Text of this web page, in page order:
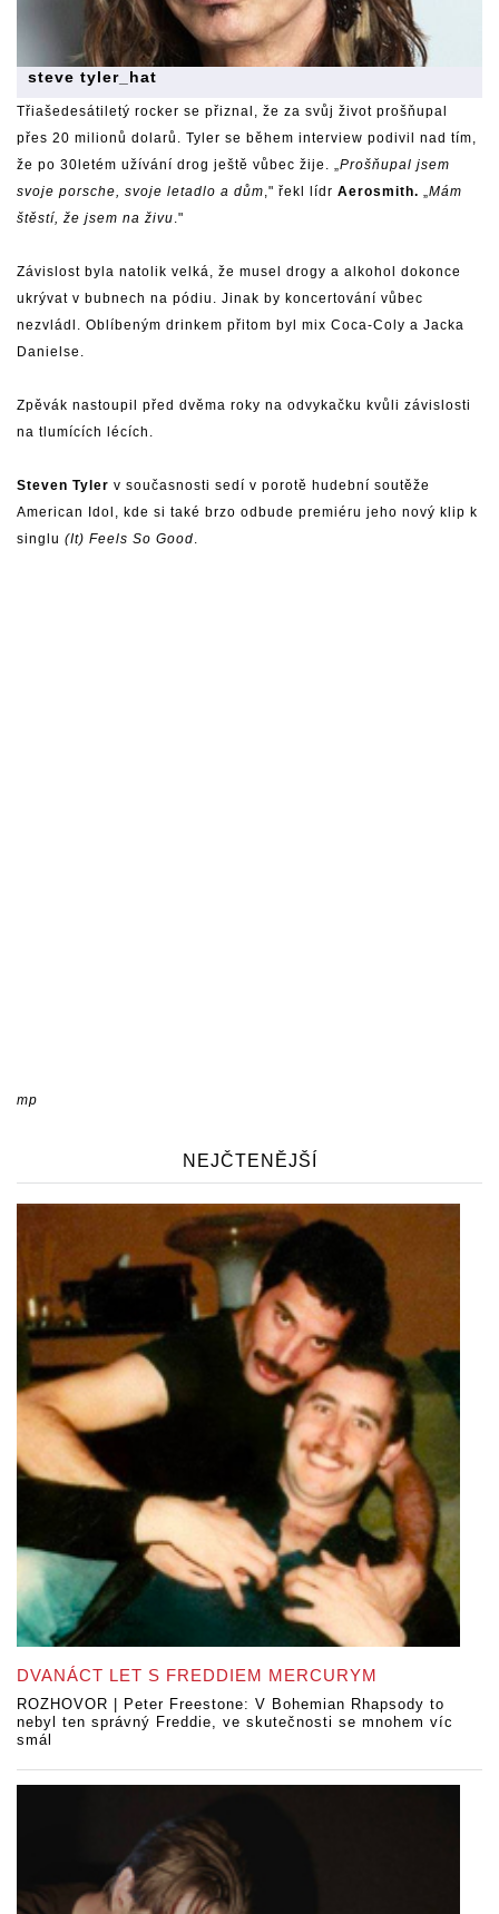
steve tyler_hat
Třiašedesátiletý rocker se přiznal, že za svůj život prošňupal
přes 20 milionů dolarů. Tyler se během interview podivil nad tím,
že po 30letém užívání drog ještě vůbec žije. „Prošňupal jsem
svoje porsche, svoje letadlo a dům," řekl lídr Aerosmith. „Mám
štěstí, že jsem na živu."
Závislost byla natolik velká, že musel drogy a alkohol dokonce
ukrývat v bubnech na pódiu. Jinak by koncertování vůbec
nezvládl. Oblíbeným drinkem přitom byl mix Coca-Coly a Jacka
Danielse.
Zpěvák nastoupil před dvěma roky na odvykačku kvůli závislosti
na tlumících lécích.
Steven Tyler v současnosti sedí v porotě hudební soutěže
American Idol, kde si také brzo odbude premiéru jeho nový klip k
singlu (It) Feels So Good.
mp
NEJČTENĚJŠÍ
DVANÁCT LET S FREDDIEM MERCURYM
ROZHOVOR | Peter Freestone: V Bohemian Rhapsody to
nebyl ten správný Freddie, ve skutečnosti se mnohem víc
smál